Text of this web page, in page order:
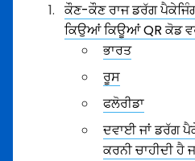
ਕੌਣ-ਕੌਣ ਰਾਜ ਡਰੱਗ
ਕਿਉਆਂ ਕਿਊਆਂ QR ਕੋਡ
ਭਾਰਤ
ਰੂਸ
ਫਲੋਰੀਡਾ
ਦਵਾਈ ਜਾਂ ਡਰੱਗ
ਕਰਨੀ ਚਾਹੀਦੀ ਹੈ